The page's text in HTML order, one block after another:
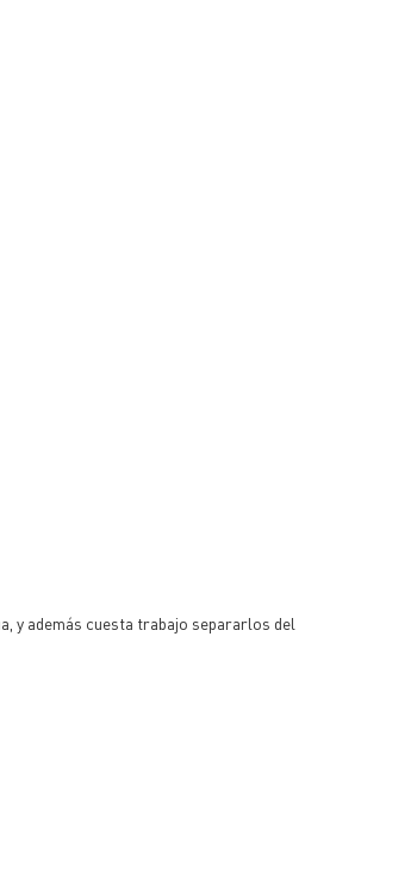
y además cuesta trabajo separarlos del